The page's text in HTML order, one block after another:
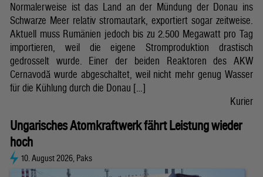
Normalerweise ist das Land an der Mündung der Donau ins
Schwarze Meer relativ stromautark, exportiert sogar zeitweise.
Aktuell muss Rumänien jedoch bis zu 2.500 Megawatt pro Tag
importieren, weil die eigene Stromproduktion drastisch
gedrosselt wurde. Einer der beiden Reaktoren des AKW
Cernavodă wurde abgeschaltet, weil nicht mehr genug Wasser
für die Kühlung durch die Donau […]
Kurier
Ungarisches Atomkraftwerk fährt Leistung wieder
hoch
10. August 2026, Paks